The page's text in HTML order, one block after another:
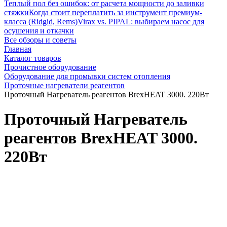
Теплый пол без ошибок: от расчета мощности до заливки
стяжкиКогда стоит переплатить за инструмент премиум-
класса (Ridgid, Rems)Virax vs. PIPAL: выбираем насос для
осушения и откачки
Все обзоры и советы
Главная
Каталог товаров
Прочистное оборудование
Оборудование для промывки систем отопления
Проточные нагреватели реагентов
Проточный Нагреватель реагентов BrexHEAT 3000. 220Вт
Проточный Нагреватель
реагентов BrexHEAT 3000.
220Вт